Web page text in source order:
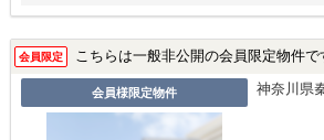
会員限定 こちらは一般非公開の会員限定物件で
会員様限定物件 神奈川県